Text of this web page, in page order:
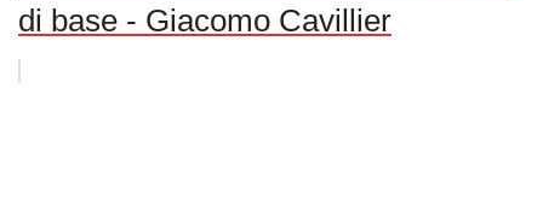
di base - Giacomo Cavillier